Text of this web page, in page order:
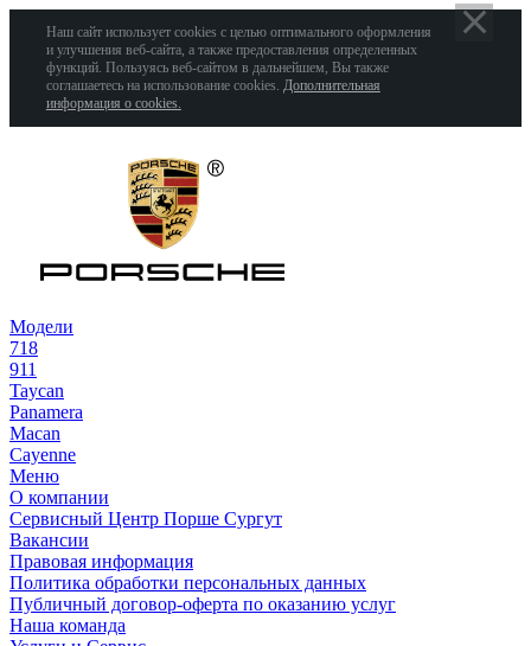
Наш сайт использует cookies с целью оптимального оформления
и улучшения веб-сайта, а также предоставления определенных
функций. Пользуясь веб-сайтом в дальнейшем, Вы также
соглашаетесь на использование cookies. Дополнительная
информация о cookies.
Модели
718
911
Taycan
Panamera
Macan
Cayenne
Меню
О компании
Сервисный Центр Порше Сургут
Вакансии
Правовая информация
Политика обработки персональных данных
Публичный договор-оферта по оказанию услуг
Наша команда